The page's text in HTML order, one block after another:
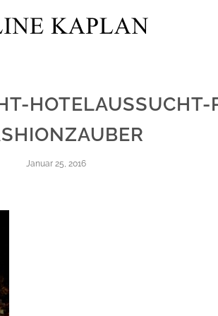
HOTELAUSSUCHT-
Januar 25, 2016